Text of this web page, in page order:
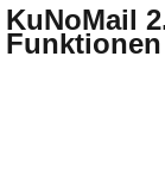
KuNoMail
14-tägig